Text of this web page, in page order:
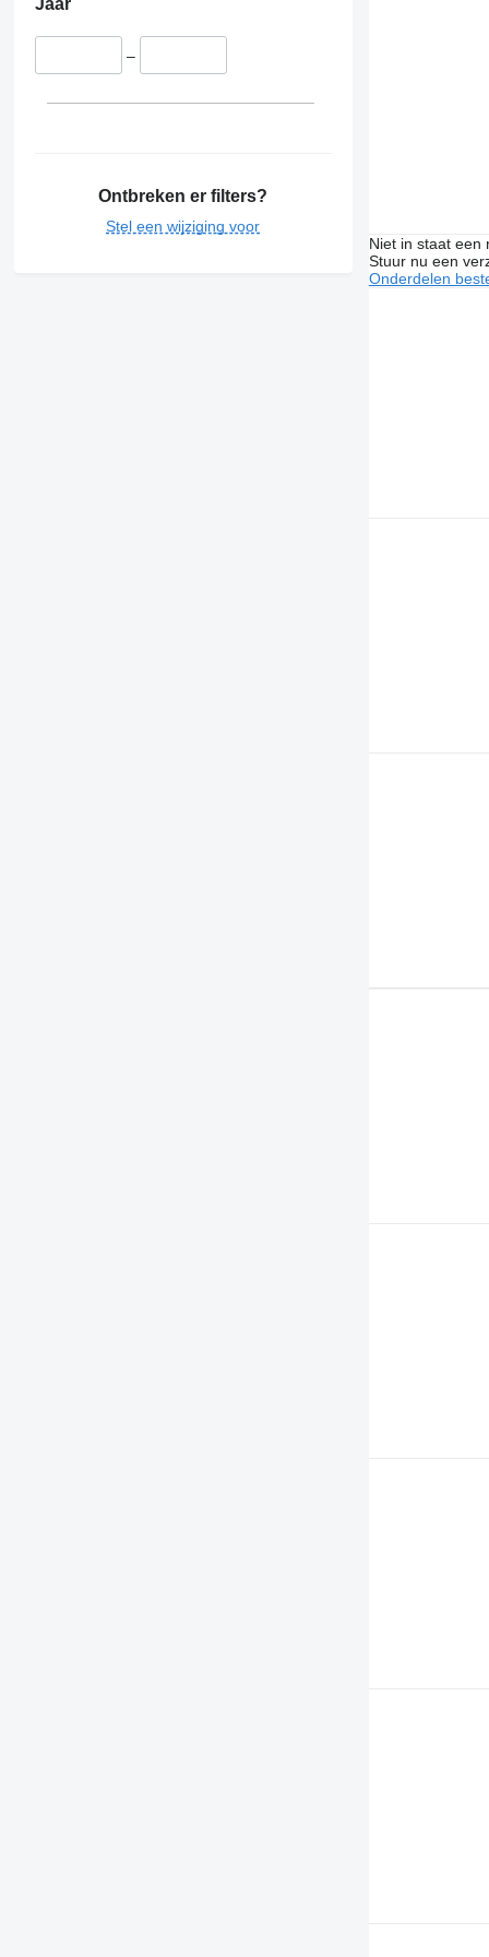
Jaar
–
Ontbreken er filters?
Stel een wijziging voor
Niet in staat een
Stuur nu een
Onderdelen